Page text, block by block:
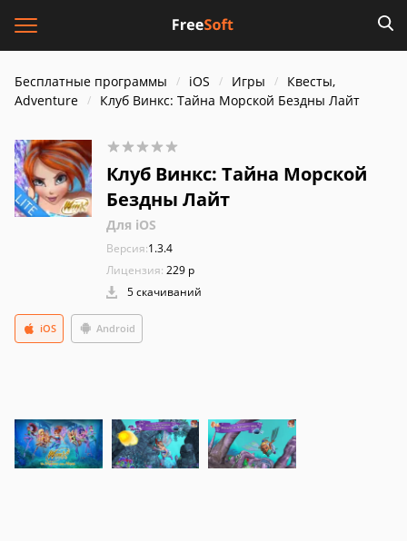
Бесплатные программы iOS Игры
Квесты,
Adventure
Клуб Винкс: Тайна Морской Бездны Лайт
Клуб Винкс: Тайна Морской
Бездны Лайт
Для iOS
Версия:1.3.4
Лицензия: 229 р
5 скачиваний
Android
iOS